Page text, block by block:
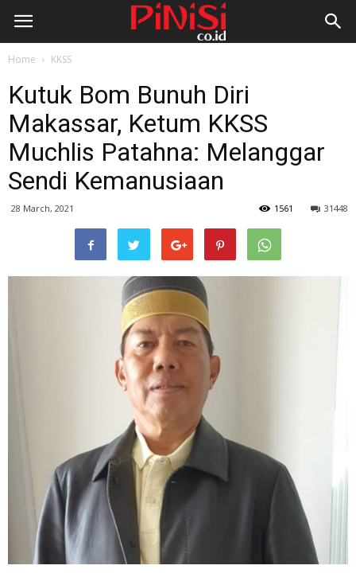
Home KKSS
Kutuk Bom Bunuh Diri
Makassar, Ketum KKSS
Muchlis Patahna: Melanggar
Sendi Kemanusiaan
28 March, 2021 31448
1561